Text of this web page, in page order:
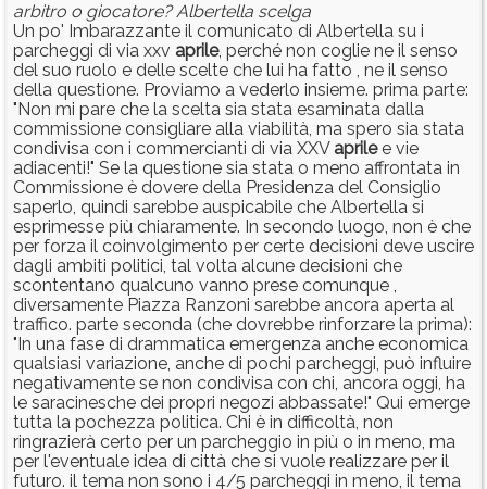
arbitro o giocatore? Albertella scelga
Un po' Imbarazzante il comunicato di Albertella su i
parcheggi di via xxv aprile, perché non coglie ne il senso
del suo ruolo e delle scelte che lui ha fatto , ne il senso
della questione. Proviamo a vederlo insieme. prima parte:
"Non mi pare che la scelta sia stata esaminata dalla
commissione consigliare alla viabilità, ma spero sia stata
condivisa con i commercianti di via XXV aprilee vie
adiacenti!" Se la questione sia stata o meno affrontata in
Commissione è dovere della Presidenza del Consiglio
saperlo, quindi sarebbe auspicabile che Albertella si
esprimesse più chiaramente. In secondo luogo, non è che
per forza il coinvolgimento per certe decisioni deve uscire
dagli ambiti politici, tal volta alcune decisioni che
scontentano qualcuno vanno prese comunque ,
diversamente Piazza Ranzoni sarebbe ancora aperta al
traffico. parte seconda (che dovrebbe rinforzare la prima):
"In una fase di drammatica emergenza anche economica
qualsiasi variazione, anche di pochi parcheggi, può influire
negativamente se non condivisa con chi, ancora oggi, ha
le saracinesche dei propri negozi abbassate!" Qui emerge
tutta la pochezza politica. Chi è in difficoltà, non
ringrazierà certo per un parcheggio in più o in meno, ma
per l'eventuale idea di città che si vuole realizzare per il
futuro. il tema non sono i 4/5 parcheggi in meno, il tema